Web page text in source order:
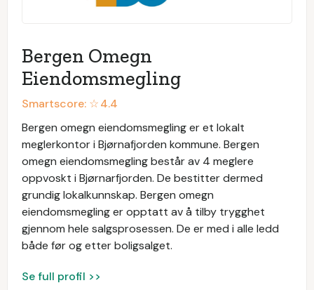
Bergen Omegn
Eiendomsmegling
Smartscore: ☆4.4
Bergen omegn eiendomsmegling er et lokalt
meglerkontor i Bjørnafjorden kommune. Bergen
omegn eiendomsmegling består av 4 meglere
oppvoskt i Bjørnarfjorden. De bestitter dermed
grundig lokalkunnskap. Bergen omegn
eiendomsmegling er opptatt av å tilby trygghet
gjennom hele salgsprosessen. De er med i alle ledd
både før og etter boligsalget.
Se full profil >>